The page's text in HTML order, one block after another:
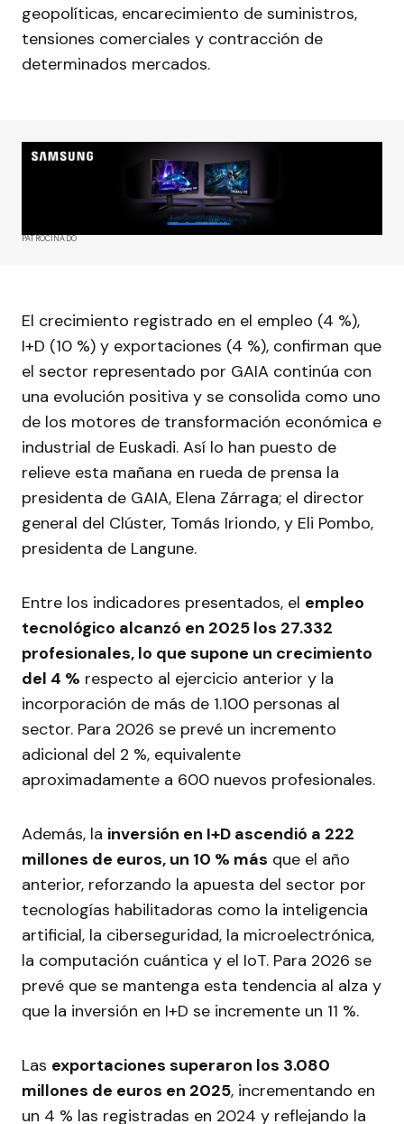
geopolíticas, encarecimiento de suministros,
tensiones comerciales y contracción de
determinados mercados.
PATROCINADO
El crecimiento registrado en el empleo (4 %),
I+D (10 %) y exportaciones (4 %), confirman que
el sector representado por GAIA continúa con
una evolución positiva y se consolida como uno
de los motores de transformación económica e
industrial de Euskadi. Así lo han puesto de
relieve esta mañana en rueda de prensa la
presidenta de GAIA, Elena Zárraga; el director
general del Clúster, Tomás Iriondo, y Eli Pombo,
presidenta de Langune.
Entre los indicadores presentados, el empleo
tecnológico alcanzó en 2025 los 27.332
profesionales, lo que supone un crecimiento
del 4 % respecto al ejercicio anterior y la
incorporación de más de 1.100 personas al
sector. Para 2026 se prevé un incremento
adicional del 2 %, equivalente
aproximadamente a 600 nuevos profesionales.
Además, la inversión en I+D ascendió a 222
millones de euros, un 10 % más que el año
anterior, reforzando la apuesta del sector por
tecnologías habilitadoras como la inteligencia
artificial, la ciberseguridad, la microelectrónica,
la computación cuántica y el IoT. Para 2026 se
prevé que se mantenga esta tendencia al alza y
que la inversión en I+D se incremente un 11 %.
Las exportaciones superaron los 3.080
millones de euros en 2025, incrementando en
un 4 % las registradas en 2024 y reflejando la